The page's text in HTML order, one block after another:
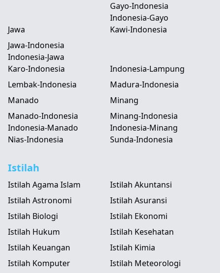
Gayo-Indonesia
Indonesia-Gayo
Jawa
Jawa-Indonesia
Indonesia-Jawa
Kawi-Indonesia
Karo-Indonesia
Indonesia-Lampung
Lembak-Indonesia
Madura-Indonesia
Manado
Manado-Indonesia
Indonesia-Manado
Minang
Minang-Indonesia
Indonesia-Minang
Nias-Indonesia
Sunda-Indonesia
Istilah
Istilah Agama Islam
Istilah Akuntansi
Istilah Astronomi
Istilah Asuransi
Istilah Biologi
Istilah Ekonomi
Istilah Hukum
Istilah Kesehatan
Istilah Keuangan
Istilah Kimia
Istilah Komputer
Istilah Meteorologi